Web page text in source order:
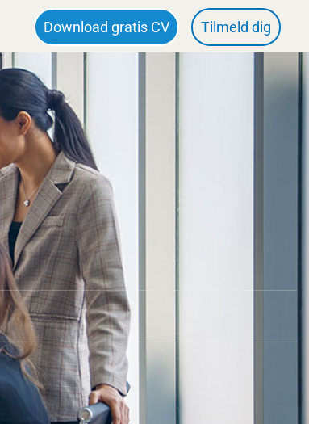
Download gratis CV Tilmeld dig